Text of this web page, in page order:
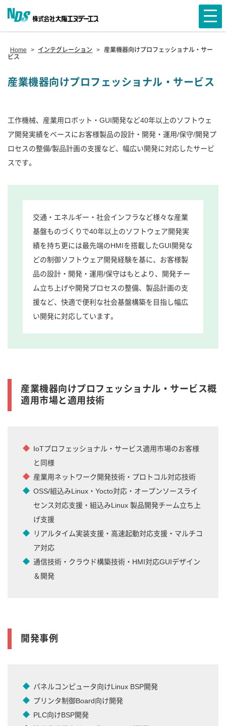
Home > インテグレーション > 産業機器向けプロフェッショナル・サー
ビス
産業機器向けプロフェッショナル・サービス
工作機械、産業用ロボット・GUI開発など40年以上のソフトウェ
ア開発実績をベースにお客様製品の設計・開発・運用/保守/開発プ
ロセスの整備/製品計画の支援など、幅広い開発に対応したサービ
スです。
交通・エネルギー・社会インフラなど様々な産業
基盤ものづくりで40年以上のソフトウェア開発実
績を持ち更には最先端のHMIを搭載したGUI開発な
どの制御ソフトウェア開発経験を基に、お客様製
品の設計・開発・運用/保守はもとより、開発チー
ム立ち上げや開発プロセスの整備、製品計画の支
援など、快適で便利な社会基盤構築を目指し幅広
い開発に対応しています。
産業機器向けプロフェッショナル・サービス概
適用市場と適用技術
IoTプロフェッショナル・サービス適用市場のお客様
と同様
産業用ネットワーク開発技術・プロトコル対応技術
OSS/組込みLinux・Yocto対応・オープンソースライ
センス対応支援・組込みLinux 製品開発チーム立ち上
げ支援
リアルタイム実装支援・高速起動対応支援・マルチコ
ア対応
通信技術・クラウド構築技術・HMI対応GUIデザイン
＆開発
開発事例
パネルコンピュータ向けLinux BSP開発
プリンタ制御Board向け開発
PLC向けBSP開発